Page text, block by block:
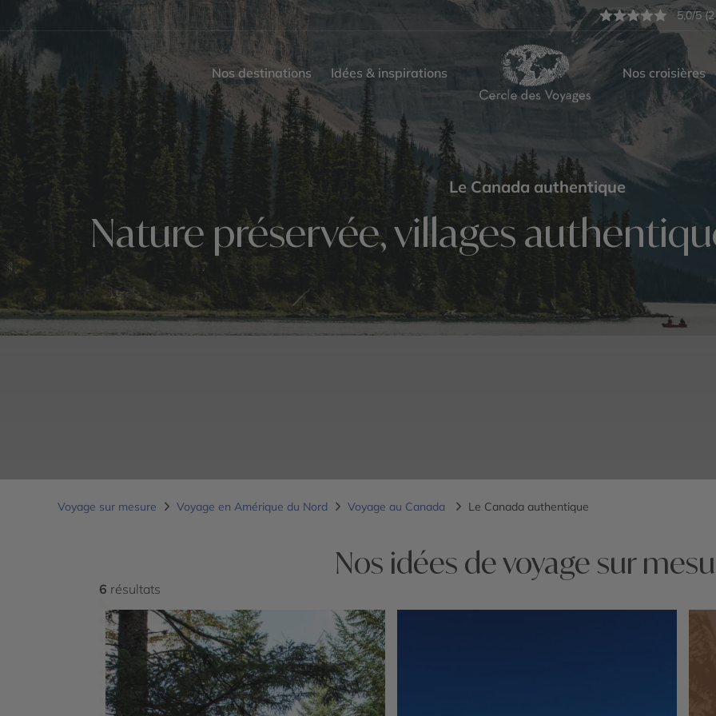
5,0/5
Nos destinations Idées & inspirations Nos croisières
Le Canada authentique
Nature préservée, villages
Voyage sur mesure Voyage en Amérique du Nord Voyage au Canada Le Canada authentique
Nos idées de voyage sur
6 résultats